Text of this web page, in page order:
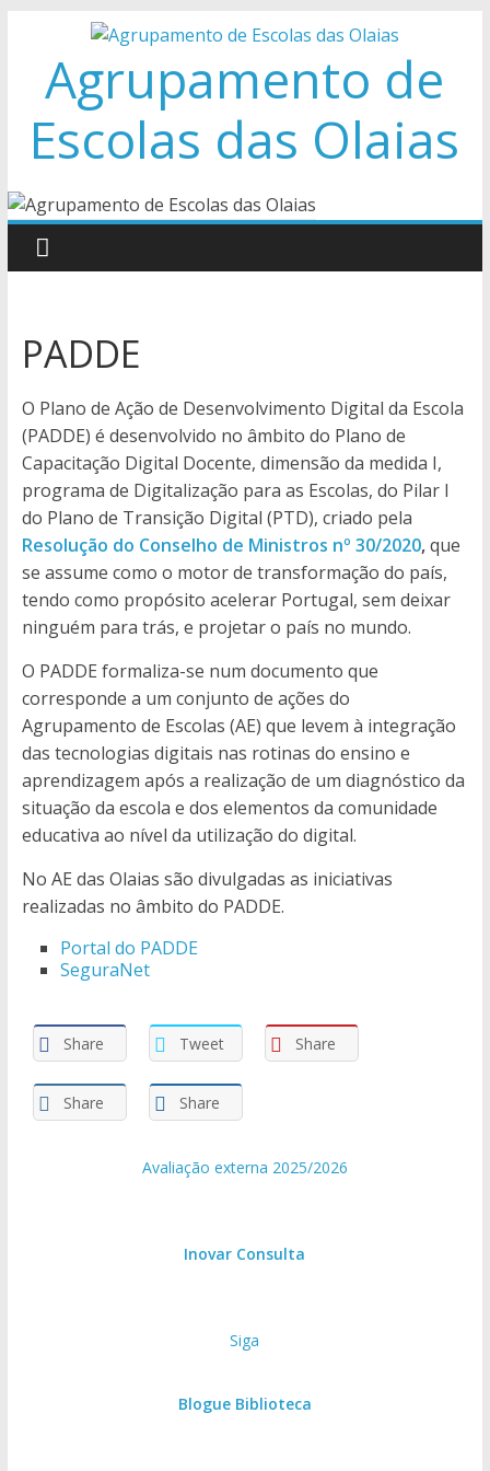
contentAgrupamento de
Escolas das Olaias
PADDE
O Plano de Ação de Desenvolvimento Digital da Escola
(PADDE) é desenvolvido no âmbito do Plano de
Capacitação Digital Docente, dimensão da medida I,
programa de Digitalização para as Escolas, do Pilar I
do Plano de Transição Digital (PTD), criado pela
Resolução do Conselho de Ministros nº 30/2020,que
se assume como o motor de transformação do país,
tendo como propósito acelerar Portugal, sem deixar
ninguém para trás, e projetar o país no mundo.
O PADDE formaliza-se num documento que
corresponde a um conjunto de ações do
Agrupamento de Escolas (AE) que levem à integração
das tecnologias digitais nas rotinas do ensino e
aprendizagem após a realização de um diagnóstico da
situação da escola e dos elementos da comunidade
educativa ao nível da utilização do digital.
No AE das Olaias são divulgadas as iniciativas
realizadas no âmbito do PADDE.
Portal do PADDE
SeguraNet
Share Tweet Share
Share Share
Avaliação externa 2025/2026
Inovar Consulta
Siga
Blogue Biblioteca